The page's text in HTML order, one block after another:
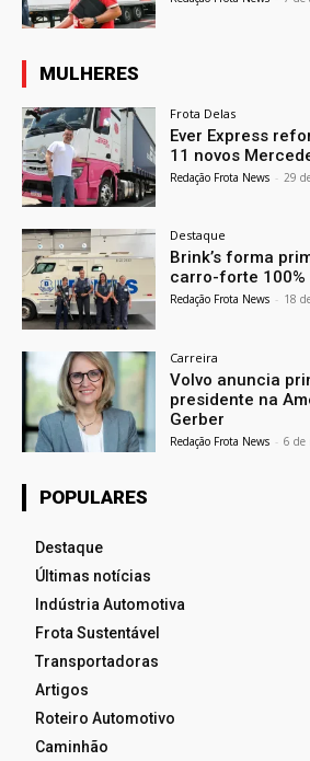
MULHERES
Frota Delas
Ever Express
11 novos
Redação Frota News - 29
Destaque
Brink’s forma
carro-forte 100%
Redação Frota News - 18
Carreira
Volvo anuncia
presidente na
Gerber
Redação Frota News - 6 de
POPULARES
Destaque
Últimas notícias
Indústria Automotiva
Frota Sustentável
Transportadoras
Artigos
Roteiro Automotivo
Caminhão